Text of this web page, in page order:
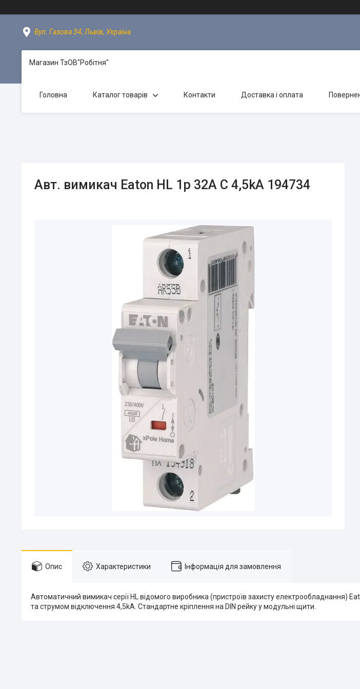
Вул. Газова 34, Львів, Україна
Магазин ТзОВ"Робітня"
Головна Каталог товарів Контакти Доставка і оплата
Авт. вимикач Eaton HL 1p 32A C 4,5kA 194734
Опис Характеристики Інформація для замовлення
Автоматичний вимикач серії HL відомого виробника (пристроїв захисту електрообладнання)
та струмом відключення 4,5kA. Стандартне кріплення на DIN рейку у модульні щити.